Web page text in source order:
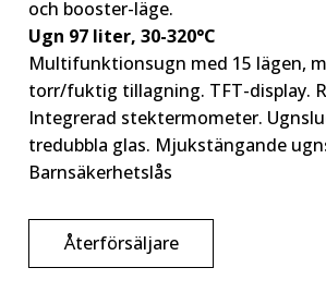
och booster-läge.
Ugn 97 liter, 30-320°C
Multifunktionsugn med 15 lägen,
torr/fuktig tillagning. TFT-display.
Integrerad stektermometer.
tredubbla glas. Mjukstängande
Barnsäkerhetslås
Återförsäljare